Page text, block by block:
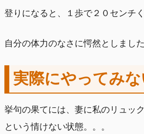
登りになると、１歩で２０センチく
自分の体力のなさに愕然としました
実際にやってみ
挙句の果てには、妻に私のリュッ
という情けない状態。。。